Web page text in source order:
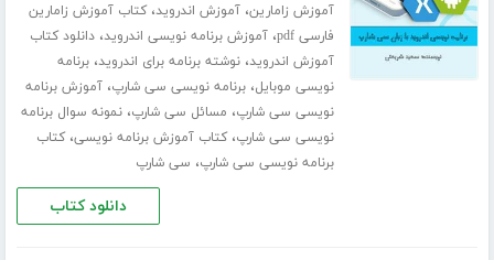
آموزش زامارین،آموزش اندروید،کتاب آموزش زامارین
فارسی pdf
،آموزش برنامه نویسی اندروید،دانلود کتاب
آموزش اندروید،نوشته برنامه برای اندروید،برنامه
نویسی موبایل،برنامه نویسی سی شارپ،آموزش برنامه
نویسی سی شارپ، مسائل سی شارپ،نمونه سوال برنامه
نویسی سی شارپ،کتاب آموزش برنامه نویسی،کتاب
برنامه نویسی سی شارپ، سی شارپ
دانلود کتاب